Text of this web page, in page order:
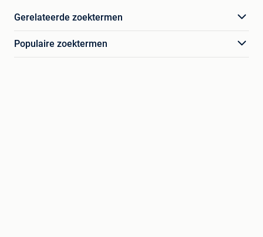
Gerelateerde zoektermen
Populaire zoektermen